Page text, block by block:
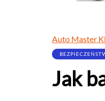
Auto Master
Jak